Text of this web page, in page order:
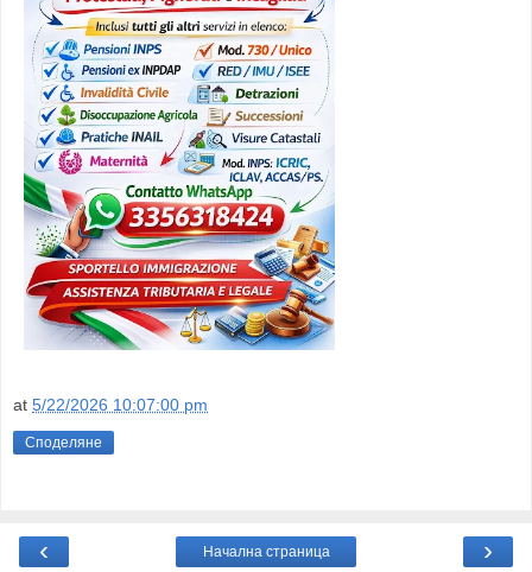
at 5/22/2026 10:07:00 pm
Споделяне
‹ ›
Начална страница